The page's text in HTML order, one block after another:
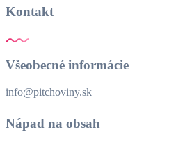
Kontakt
Všeobecné informácie
info@pitchoviny.sk
Nápad na obsah